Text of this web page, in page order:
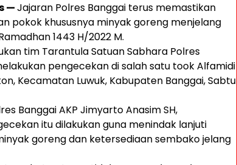
—Jajaran Polres Banggai terus memastikan
pokok khususnya minyak goreng menjelang
1443 H/2022 M.
tim Tarantula Satuan Sabhara Polres
pengecekan di salah satu took Alfamidi
Kecamatan Luwuk, Kabupaten Banggai, Sabtu
Banggai AKP Jimyarto Anasim SH,
itu dilakukan guna menindak lanjuti
goreng dan ketersediaan sembako jelang